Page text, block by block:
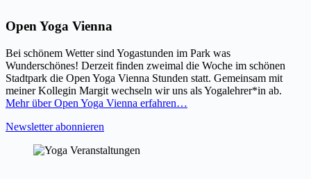
Open Yoga Vienna
Bei schönem Wetter sind Yogastunden im Park was
Wunderschönes! Derzeit finden zweimal die Woche im schönen
Stadtpark die Open Yoga Vienna Stunden statt. Gemeinsam mit
meiner Kollegin Margit wechseln wir uns als Yogalehrer*in ab.
Mehr über Open Yoga Vienna erfahren…
Newsletter abonnieren